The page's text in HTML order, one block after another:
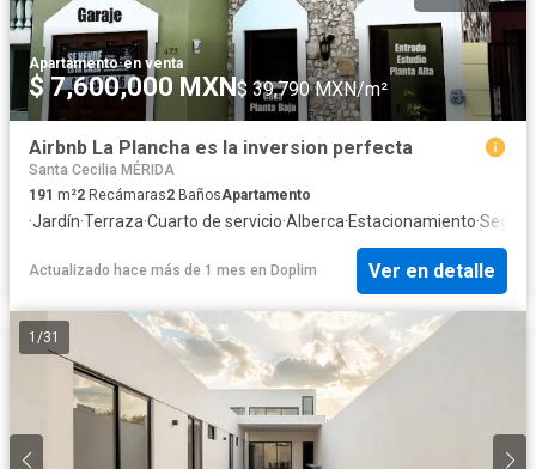
Apartamento·en venta
$ 7,600,000 MXN$ 39,790 MXN/m²
Airbnb La Plancha es la inversion perfecta
Santa Cecilia MÉRIDA
191 m²2 Recámaras2 BañosApartamento
·Jardín·Terraza·Cuarto de servicio·Alberca·Estacionamiento·
Actualizado hace más de 1 mes en Doplim Ver en detalle
1 /31